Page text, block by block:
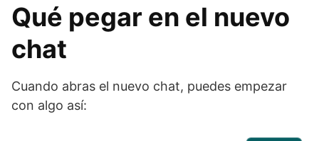
Qué pegar en el nuevo
chat
Cuando abras el nuevo chat, puedes empezar
con algo así: